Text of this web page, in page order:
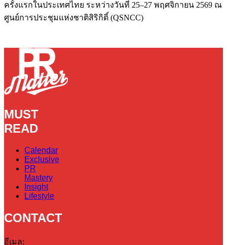
ครั้งแรกในประเทศไทย ระหว่างวันที่ 25–27 พฤศจิกายน 2569 ณ
ศูนย์การประชุมแห่งชาติสิริกิติ์ (QSNCC)
MUST
READ
Calendar
Exclusive
PR
Mastery
Insight
Lifestyle
CONTACT
อีเมล: